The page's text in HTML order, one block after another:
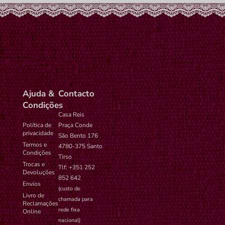
Ajuda &
Condições
Política de
privacidade
Termos e
Condições
Trocas e
Devoluções
Envios
Livro de
Reclamações
Online
Contacto
Casa Reis
Praça Conde
São Bento 176
4780-375 Santo
Tirso
Tlf: +351 252
852 642
(custo de
chamada para
rede fixa
nacional)